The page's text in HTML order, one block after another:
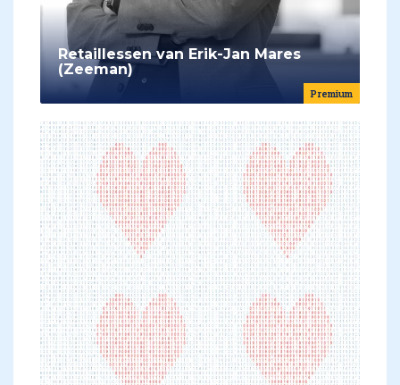
Premium
Retaillessen van Erik-Jan Mares
(Zeeman)